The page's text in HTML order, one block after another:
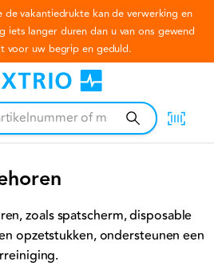
de vakantiedrukte kan de verwerking en
iets langer duren dan u van ons gewend
voor uw begrip en geduld.
toebehoren
zoals spatscherm, disposable
opzetstukken, ondersteunen een